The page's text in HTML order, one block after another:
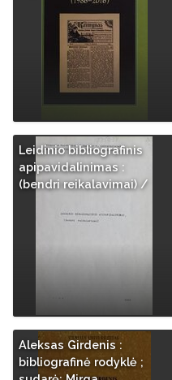
Leidinio bibliografinis
apipavidalinimas :
(bendri reikalavimai) /
Aleksas Girdenis :
bibliografinė rodyklė ;